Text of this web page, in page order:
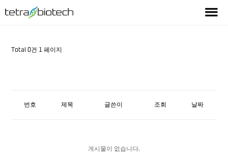
Total 0건 1 페이지
번호 제목 글쓴이 조회 날짜
게시물이 없습니다.